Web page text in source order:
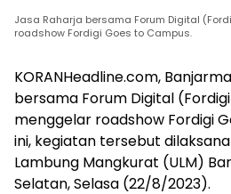
Jasa Raharja bersama Forum Digital
roadshow Fordigi Goes to Campus.
KORANHeadline.com,
bersama Forum Digital
menggelar roadshow Fordigi
ini, kegiatan tersebut
Lambung Mangkurat (ULM)
Selatan, Selasa (22/8/2023).